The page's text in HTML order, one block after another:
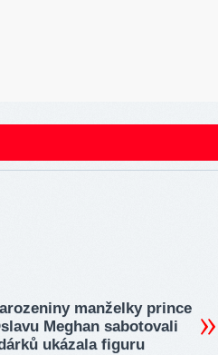
manželky prince
Meghan sabotovali
ukázala figuru